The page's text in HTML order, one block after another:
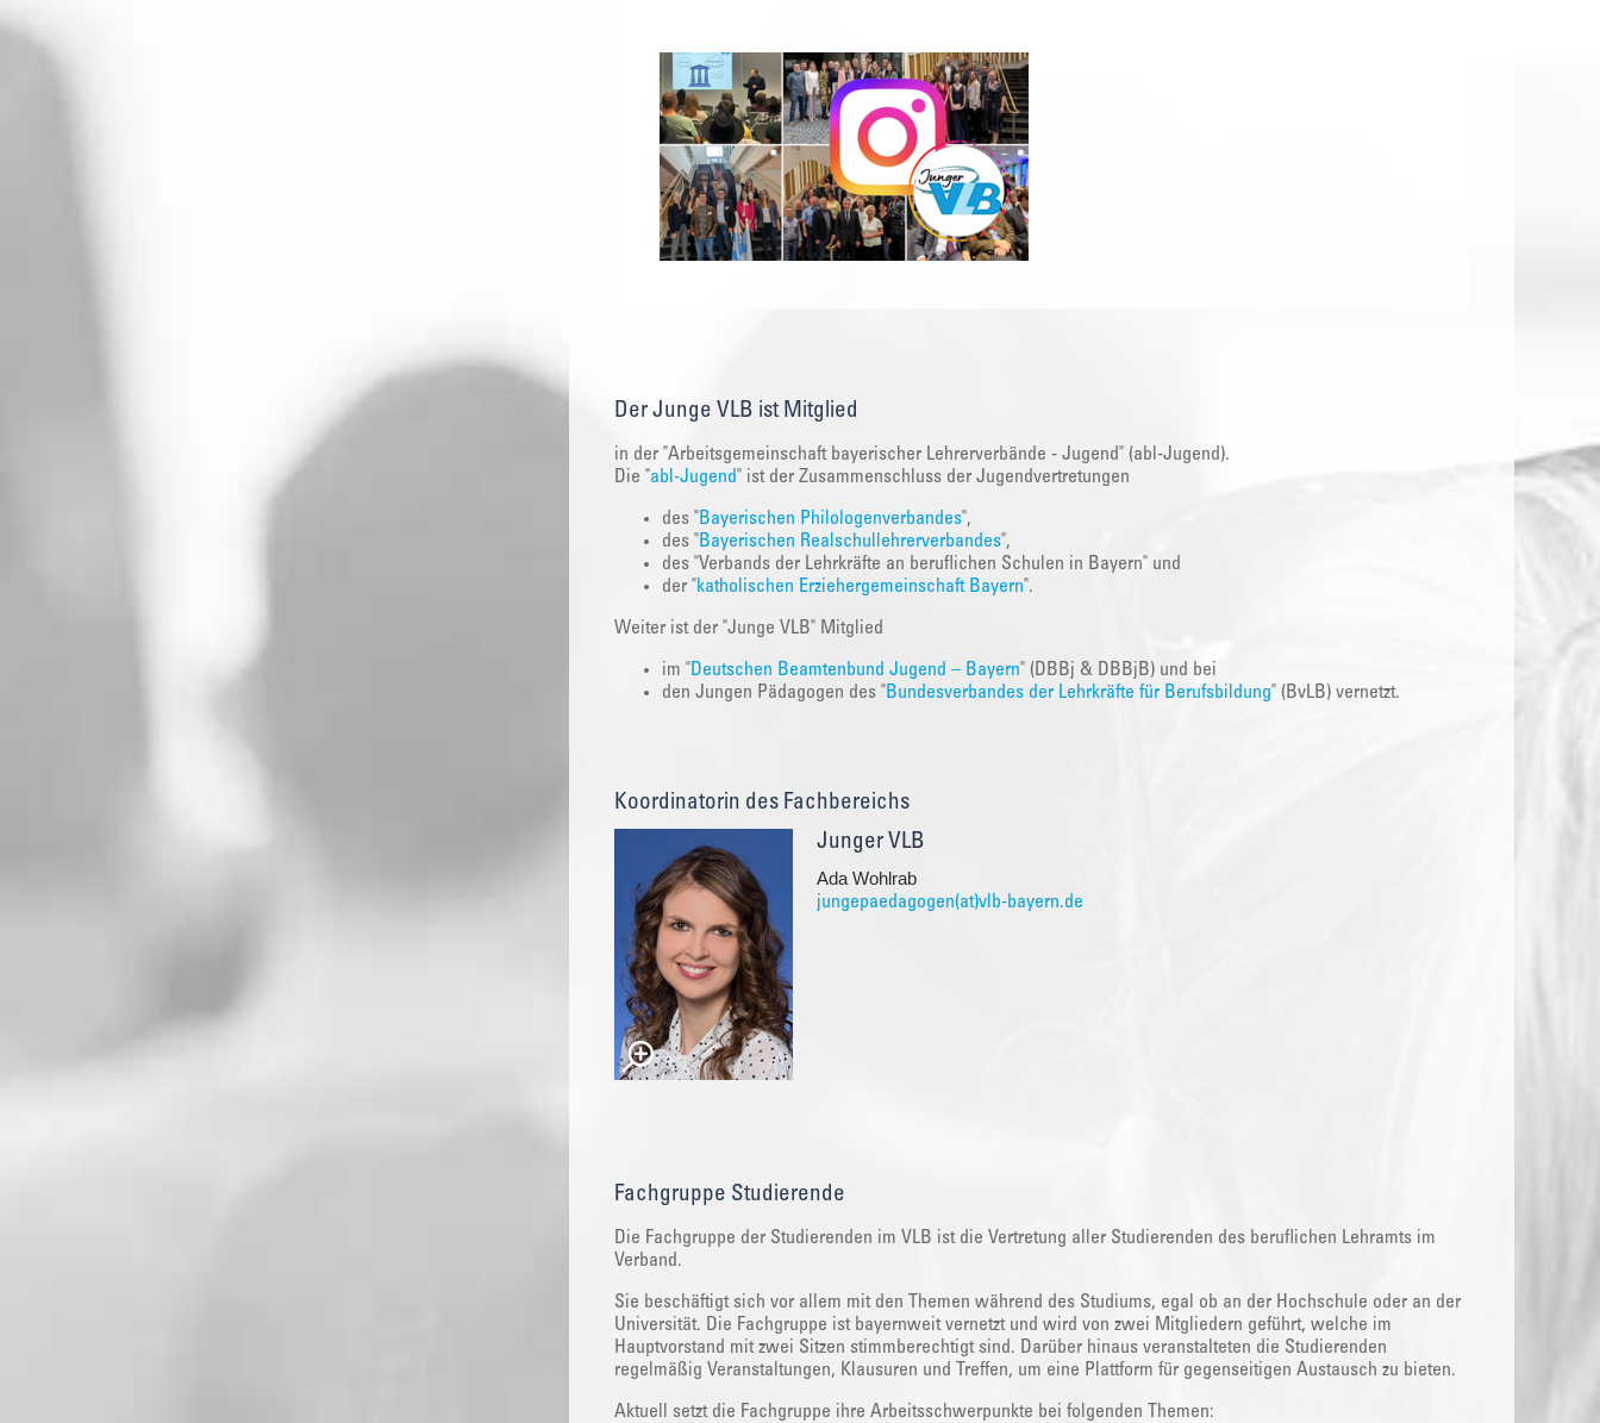
Der Junge VLB ist Mitglied
in der "Arbeitsgemeinschaft bayerischer Lehrerverbände - Jugend" (abl-Jugend).
Die "abl-Jugend" ist der Zusammenschluss der Jugendvertretungen
des "Bayerischen Philologenverbandes",
des "Bayerischen Realschullehrerverbandes",
des "Verbands der Lehrkräfte an beruflichen Schulen in Bayern" und
der "katholischen Erziehergemeinschaft Bayern".
Weiter ist der "Junge VLB" Mitglied
im "Deutschen Beamtenbund Jugend – Bayern" (DBBj & DBBjB) und bei
den Jungen Pädagogen des "Bundesverbandes der Lehrkräfte für Berufsbildung" (BvLB) vernetzt.
Koordinatorin des Fachbereichs
Junger VLB
Ada Wohlrab
jungepaedagogen(at)vlb-bayern.de
Fachgruppe Studierende
‌Die Fachgruppe der Studierenden im VLB ist die Vertretung aller Studierenden des beruflichen Lehramts im
Verband.
Sie beschäftigt sich vor allem mit den Themen während des Studiums, egal ob an der Hochschule oder an der
Universität. Die Fachgruppe ist bayernweit vernetzt und wird von zwei Mitgliedern geführt, welche im
Hauptvorstand mit zwei Sitzen stimmberechtigt sind. Darüber hinaus veranstalteten die Studierenden
regelmäßig Veranstaltungen, Klausuren und Treffen, um eine Plattform für gegenseitigen Austausch zu bieten.
Aktuell setzt die Fachgruppe ihre Arbeitsschwerpunkte bei folgenden Themen: